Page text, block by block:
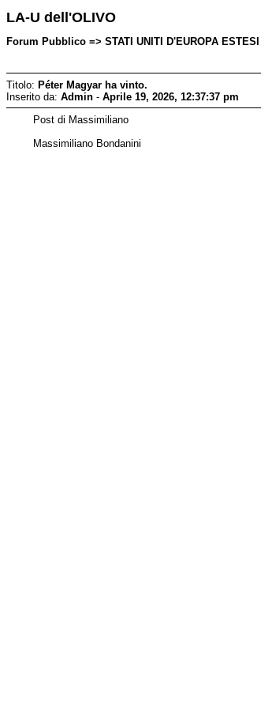
LA-U dell'OLIVO
Forum Pubblico => STATI UNITI D'EUROPA
Titolo: Péter Magyar ha vinto.
Inserito da: Admin - Aprile 19, 2026, 12:37:37 pm
Post di Massimiliano
Massimiliano Bondanini